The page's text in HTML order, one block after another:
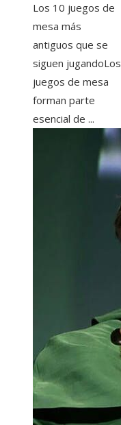
Los 10 juegos de
mesa más
antiguos que se
siguen jugandoLos
juegos de mesa
forman parte
esencial de ...